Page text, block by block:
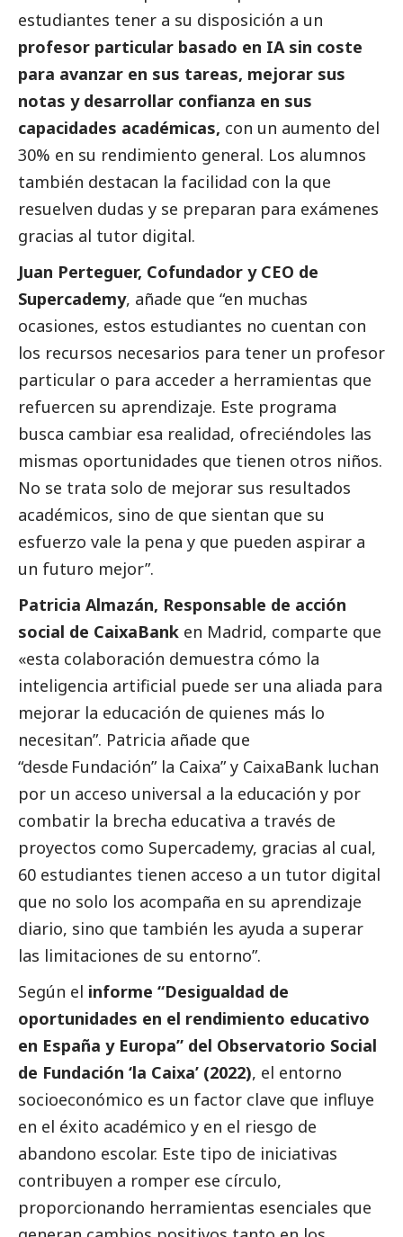
estudiantes tener a su disposición a un
profesor particular basado en IA sin coste
para avanzar en sus tareas, mejorar sus
notas y desarrollar confianza en sus
capacidades académicas, con un aumento del
30% en su rendimiento general. Los alumnos
también destacan la facilidad con la que
resuelven dudas y se preparan para exámenes
gracias al tutor digital.
Juan Perteguer, Cofundador y CEO de
Supercademy, añade que “en muchas
ocasiones, estos estudiantes no cuentan con
los recursos necesarios para tener un profesor
particular o para acceder a herramientas que
refuercen su aprendizaje. Este programa
busca cambiar esa realidad, ofreciéndoles las
mismas oportunidades que tienen otros niños.
No se trata solo de mejorar sus resultados
académicos, sino de que sientan que su
esfuerzo vale la pena y que pueden aspirar a
un futuro mejor”.
Patricia Almazán, Responsable de acción
social de CaixaBank en Madrid, comparte que
«esta colaboración demuestra cómo la
inteligencia artificial puede ser una aliada para
mejorar la educación de quienes más lo
necesitan”. Patricia añade que
“desde Fundación” la Caixa” y CaixaBank luchan
por un acceso universal a la educación y por
combatir la brecha educativa a través de
proyectos como Supercademy, gracias al cual,
60 estudiantes tienen acceso a un tutor digital
que no solo los acompaña en su aprendizaje
diario, sino que también les ayuda a superar
las limitaciones de su entorno”.
Según el informe “Desigualdad de
oportunidades en el rendimiento educativo
en España y Europa” del Observatorio Social
de Fundación ‘la Caixa’ (2022), el entorno
socioeconómico es un factor clave que influye
en el éxito académico y en el riesgo de
abandono escolar. Este tipo de iniciativas
contribuyen a romper ese círculo,
proporcionando herramientas esenciales que